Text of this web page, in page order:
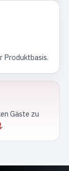
Produktbasis.
Gäste zu
.